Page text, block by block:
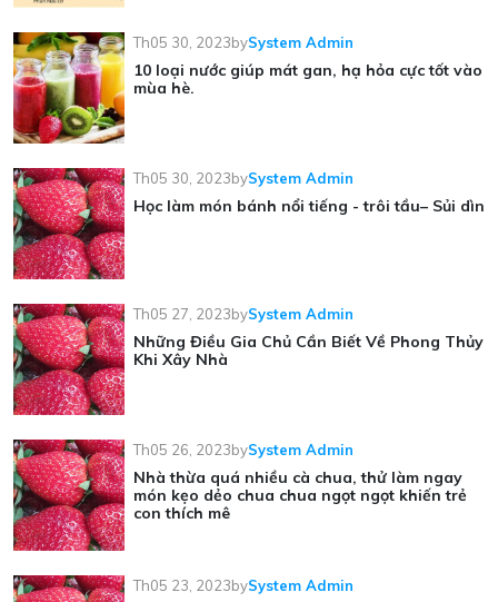
Th05 30, 2023bySystem Admin
10 loại nước giúp mát gan, hạ hỏa cực tốt vào
mùa hè.
Th05 30, 2023bySystem Admin
Học làm món bánh nổi tiếng - trôi tầu– Sủi dìn
Th05 27, 2023bySystem Admin
Những Điều Gia Chủ Cần Biết Về Phong Thủy
Khi Xây Nhà
Th05 26, 2023bySystem Admin
Nhà thừa quá nhiều cà chua, thử làm ngay
món kẹo dẻo chua chua ngọt ngọt khiến trẻ
con thích mê
Th05 23, 2023bySystem Admin